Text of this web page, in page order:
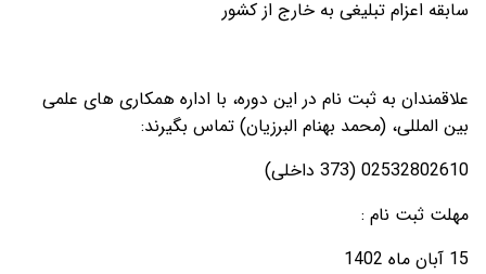
سابقه اعزام تبلیغی به خارج از کشور
علاقمندان به ثبت نام در این دوره، با اداره همکاری های علمی
بین المللی، (محمد بهنام البرزیان) تماس بگیرند:
02532802610 (373 داخلی)
مهلت ثبت نام :
15 آبان ماه 1402